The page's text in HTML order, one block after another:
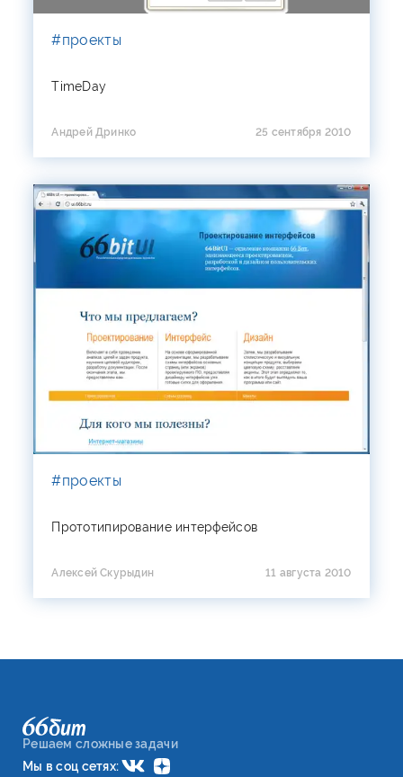
#проекты
TimeDay
Андрей Дринко 25 сентября 2010
#проекты
Прототипирование интерфейсов
Алексей Скурыдин 11 августа 2010
Решаем сложные задачи
Мы в соц сетях: